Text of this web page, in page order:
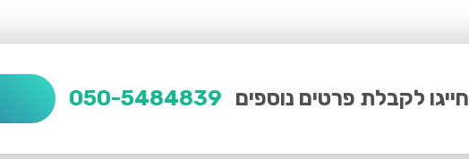
חייגו לקבלת פרטים נוספים 050-5484839